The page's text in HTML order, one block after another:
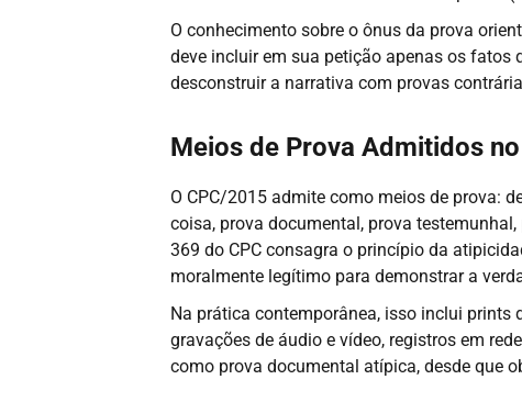
O conhecimento sobre o ônus da prova
deve incluir em sua petição apenas os fatos
desconstruir a narrativa com provas
Meios de Prova Admitidos
O CPC/2015 admite como meios de prova:
coisa, prova documental, prova
369 do CPC consagra o princípio da
moralmente legítimo para demonstrar a
Na prática contemporânea, isso inclui prints
gravações de áudio e vídeo, registros em
como prova documental atípica, desde que